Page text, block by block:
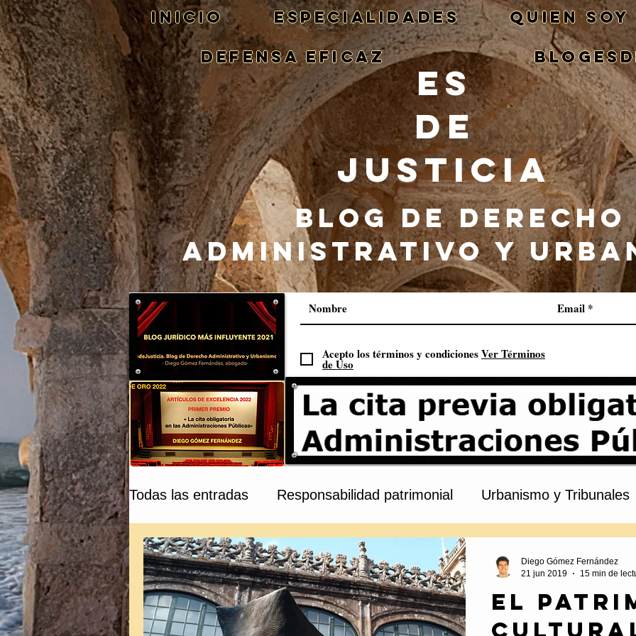
Inicio ESPECIALIDADES QUIEN SOY
DEFENSA EFICAZ
ES
DE
JUSTICIA
BLOG DE DERECHO
ADMINISTRATIVO Y
Acepto los términos y condicionesVer Términos
de Uso
Todas las entradas Responsabilidad patrimonial Urbanismo y Tribunales
Compraventa y Tribunales Procedimiento administrativo
Patrimonio Cultural Constitución Contratación pública Derechos
El
Diego Gómez Fernández
21 jun 2019
15 min de